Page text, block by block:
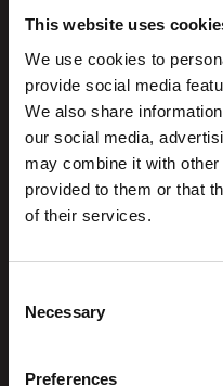
This website uses
We use cookies to
provide social media
We also share
our social media,
may combine it with
provided to them or that
of their services.
Selection
Necessary
Preferences
4610 Kristiansand
Kontakt oss:
post@kunstsilo.no
Telefon Gjesteservice
+47 38 07 49 00
besvares i
Booke bord i Brasseri?
ring +47 919 97 455